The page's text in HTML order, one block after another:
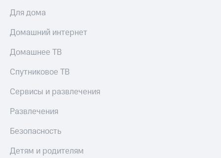
Для дома
Домашний интернет
Домашнее ТВ
Спутниковое ТВ
Сервисы и развлечения
Развлечения
Безопасность
Детям и родителям